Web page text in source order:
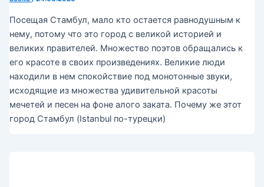
Посещая Стамбул, мало кто остается равнодушным к
нему, потому что это город с великой историей и
великих правителей. Множество поэтов обращались к
его красоте в своих произведениях. Великие люди
находили в нем спокойствие под монотонные звуки,
исходящие из множества удивительной красоты
мечетей и песен на фоне алого заката. Почему же этот
город Стамбул (Istanbul по-турецки)